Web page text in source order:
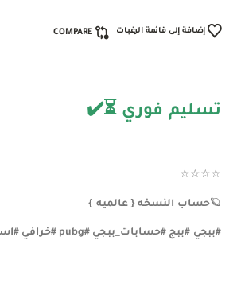
إضافة إلى قائمة الرغبات COMPARE
تسليم فوري ⏳️✔️
☆☆☆☆
🪐حساب النسخه { عالميه }
#ببجي #ببج #حسابات_ببجي #pubg #خرافي #اسطوري